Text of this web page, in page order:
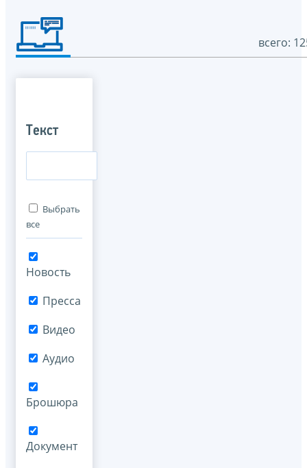
всего:
Текст
Выбрать
все
Новость
Пресса
Видео
Аудио
Брошюра
Документ